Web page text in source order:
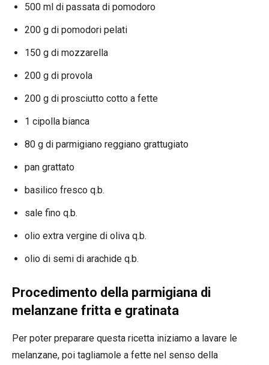
500 ml di passata di pomodoro
200 g di pomodori pelati
150 g di mozzarella
200 g di provola
200 g di prosciutto cotto a fette
1 cipolla bianca
80 g di parmigiano reggiano grattugiato
pan grattato
basilico fresco q.b.
sale fino q.b.
olio extra vergine di oliva q.b.
olio di semi di arachide q.b.
Procedimento della parmigiana di
melanzane fritta e gratinata
Per poter preparare questa ricetta iniziamo a lavare le
melanzane, poi tagliamole a fette nel senso della